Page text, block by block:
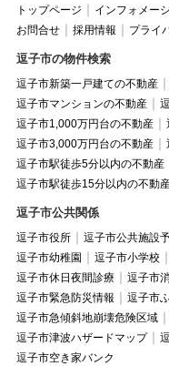
トップページ インフォメー
お問合せ
採用情報 プライ
逗子市の物件検索
逗子市新築一戸建ての不動産
逗子市マンションの不動産
逗子市1,000万円台の不動産
逗子市3,000万円台の不動産
逗子市駅徒歩5分以内の不動産
逗子市駅徒歩15分以内の不動
逗子市公共関係
逗子市役所 逗子市公共施設
逗子市幼稚園
逗子市小学校
逗子市休日夜間診療
逗子市
逗子市緊急防災情報
逗子市
逗子市急傾斜地崩壊危険区域
逗子市津波ハザードマップ
逗子市空き家バンク